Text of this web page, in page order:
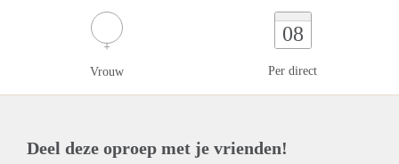
Vrouw
08
Per direct
Deel deze oproep met je vrienden!